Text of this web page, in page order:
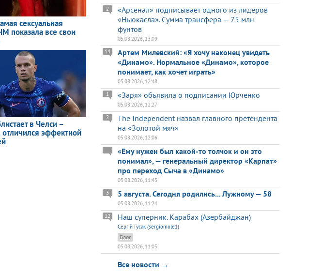
«Арсенал» подписывает одного из лидеров
«Ньюкасла». Сумма трансфера — 75 млн
фунтов
2
05.08.2026, 13:09
Артем Милевский: «Я хочу наконец увидеть
«Динамо». Нормальное «Динамо», которое
понимает, как хочет играть»
14
05.08.2026, 12:48
«Заря» объявила о подписании Юрченко
1
05.08.2026, 12:27
The Independent назвал главного претендента
на «Золотой мяч»
2
05.08.2026, 12:06
«Ему нужен был какой-то толчок и он это
понимал», — генеральный директор «Карпат»
про переход Сыча в «Динамо»
05.08.2026, 11:45
5 августа. Сегодня родились... Лужному — 58
3
05.08.2026, 11:24
Наш суперник. Карабах (Азербайджан)
12
Сергій Гусак (sergiomole1)
Блог
05.08.2026, 11:05
Все новости →